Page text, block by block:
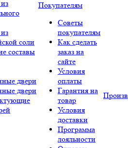
соли
составы
двери
двери
Покупателям
Советы
покупателям
Как сделать
заказ на
сайте
Условия
оплаты
Гарантия на
товар
Условия
доставки
Программа
лояльности